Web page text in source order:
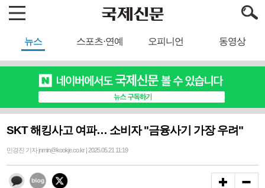
뉴스 스포츠·연예 오피니언 동영상
SKT 해킹사고 여파… 소비자 "금융사기 가장 우려"
민경진 기자 jnmin@kookje.co.kr | 2025.05.21 11:19